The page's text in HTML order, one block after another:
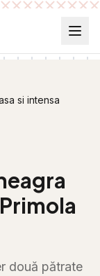
si intensa
două pătrate